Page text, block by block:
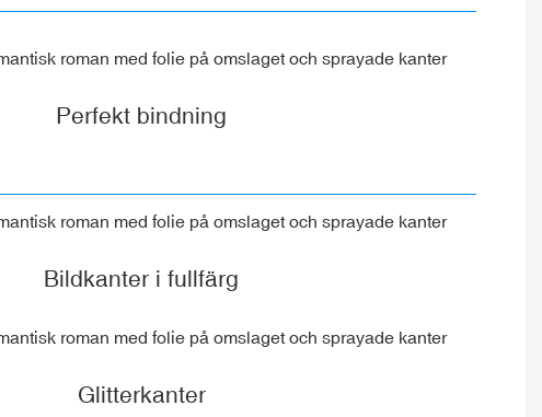
Perfekt bindning
Bildkanter i fullfärg
Glitterkanter